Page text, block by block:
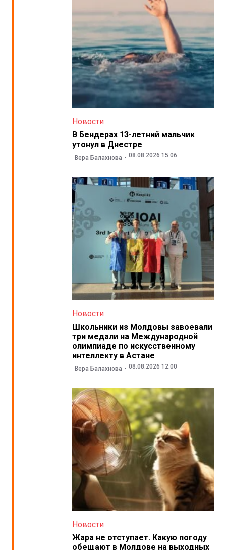
Новости
В Бендерах 13-летний мальчик
утонул в Днестре
Вера Балахнова 08.08.2026 15:06
Новости
Школьники из Молдовы завоевали
три медали на Международной
олимпиаде по искусственному
интеллекту в Астане
Вера Балахнова 08.08.2026 12:00
Новости
Жара не отступает. Какую погоду
обещают в Молдове на выходных